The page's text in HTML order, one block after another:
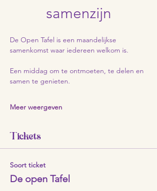
samenzijn
De Open Tafel is een maandelijkse
samenkomst waar iedereen welkom is.
Een middag om te ontmoeten, te delen en
samen te genieten.
Meer weergeven
Tickets
Soort ticket
De open Tafel